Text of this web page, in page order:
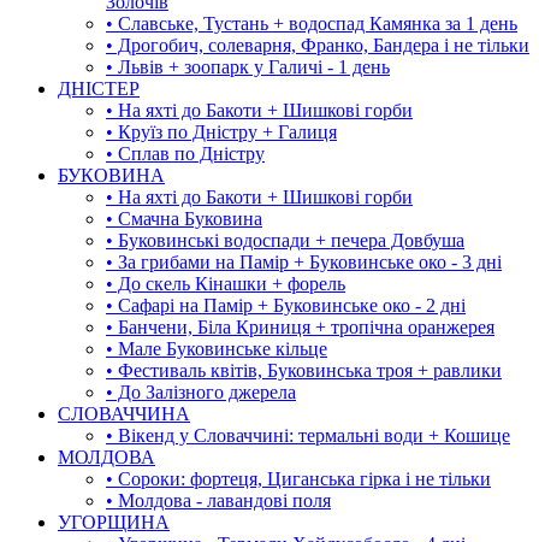
• Славське, Тустань + водоспад Камянка за 1 день
• Дрогобич, солеварня, Франко, Бандера і не тільки
• Львів + зоопарк у Галичі - 1 день
ДНІСТЕР
• На яхті до Бакоти + Шишкові горби
• Круїз по Дністру + Галиця
• Сплав по Дністру
БУКОВИНА
• На яхті до Бакоти + Шишкові горби
• Смачна Буковина
• Буковинські водоспади + печера Довбуша
• За грибами на Памір + Буковинське око - 3 дні
• До скель Кінашки + форель
• Сафарі на Памір + Буковинське око - 2 дні
• Банчени, Біла Криниця + тропічна оранжерея
• Мале Буковинське кільце
• Фестиваль квітів, Буковинська троя + равлики
• До Залізного джерела
СЛОВАЧЧИНА
• Вікенд у Словаччині: термальні води + Кошице
МОЛДОВА
• Сороки: фортеця, Циганська гірка і не тільки
• Молдова - лавандові поля
УГОРЩИНА